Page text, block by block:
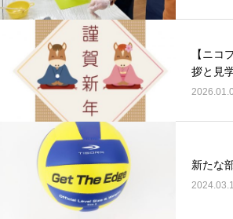
【ニコ
拶と見
新たな